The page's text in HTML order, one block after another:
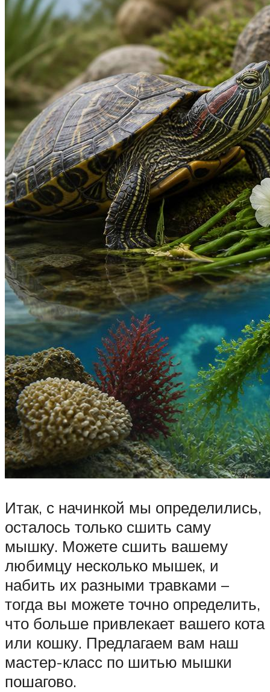
Итак, с начинкой мы определились,
осталось только сшить саму
мышку. Можете сшить вашему
любимцу несколько мышек, и
набить их разными травками –
тогда вы можете точно определить,
что больше привлекает вашего кота
или кошку. Предлагаем вам наш
мастер-класс по шитью мышки
пошагово.